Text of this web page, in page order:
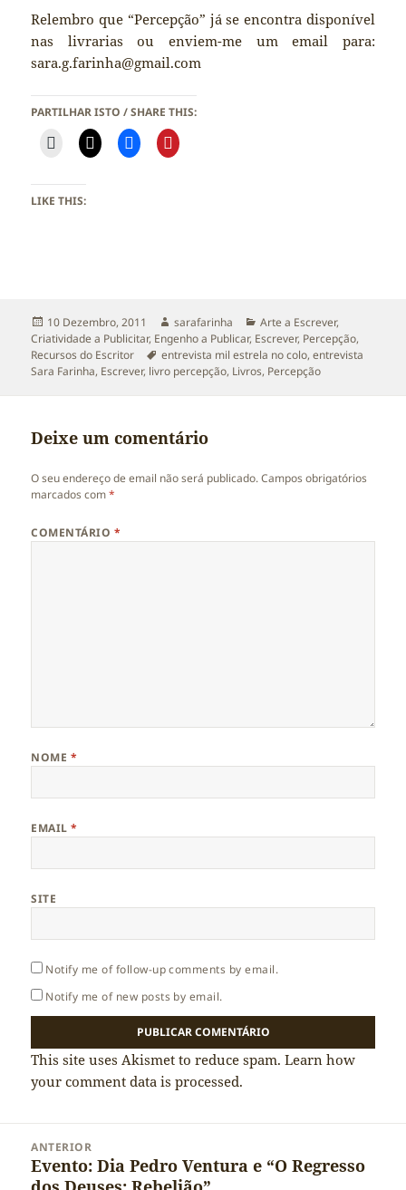
Relembro que “Percepção” já se encontra disponível
nas livrarias ou enviem-me um email para:
sara.g.farinha@gmail.com
PARTILHAR ISTO / SHARE THIS:
LIKE THIS:
Publicado
a
10 Dezembro, 2011 Autor
sarafarinha Categorias
Arte a Escrever,
Criatividade a Publicitar, Engenho a Publicar, Escrever, Percepção,
Recursos do Escritor
Etiquetas
entrevista mil estrela no colo,entrevista
Sara Farinha, Escrever, livro percepção, Livros, Percepção
Deixe um comentário
O seu endereço de email não será publicado. Campos obrigatórios
marcados com*
COMENTÁRIO *
NOME *
EMAIL*
SITE
Notify me of follow-up comments by email.
Notify me of new posts by email.
This site uses Akismet to reduce spam.Learn how
your comment data is processed.
artigos
ANTERIOR
Artigo
Evento: Dia Pedro Ventura e “O Regresso